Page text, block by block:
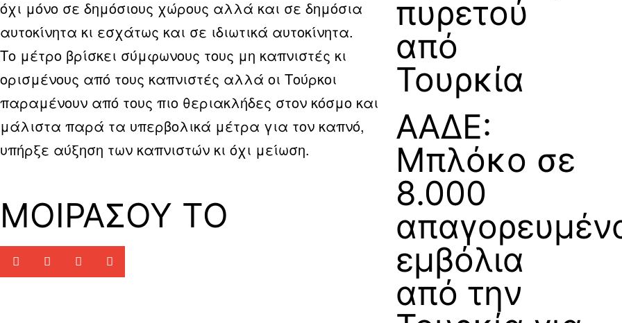
όχι μόνο σε δημόσιους χώρους αλλά και σε δημόσια
αυτοκίνητα κι εσχάτως και σε ιδιωτικά αυτοκίνητα.
Το μέτρο βρίσκει σύμφωνους τους μη καπνιστές κι
ορισμένους από τους καπνιστές αλλά οι Τούρκοι
παραμένουν από τους πιο θεριακλήδες στον κόσμο και
μάλιστα παρά τα υπερβολικά μέτρα για τον καπνό,
υπήρξε αύξηση των καπνιστών κι όχι μείωση.
ΜΟΙΡΑΣΟΥ ΤΟ
πυρετού
από
Τουρκία
ΑΑΔΕ:
Μπλόκο σε
8.000
εμβόλια
από την